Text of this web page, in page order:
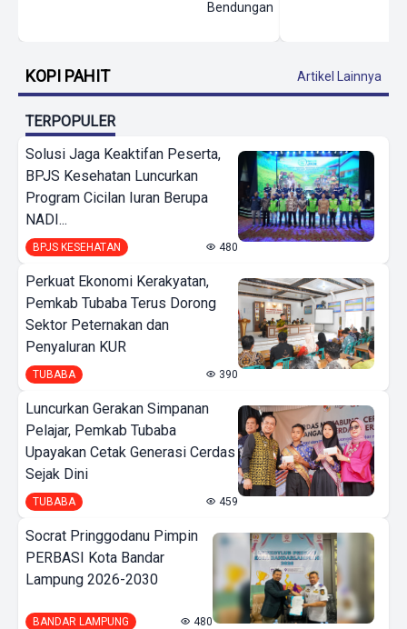
Bendungan
KOPI PAHIT Artikel Lainnya
TERPOPULER
Solusi Jaga Keaktifan Peserta,
BPJS Kesehatan Luncurkan
Program Cicilan Iuran Berupa
NADI...
BPJS KESEHATAN 480
Perkuat Ekonomi Kerakyatan,
Pemkab Tubaba Terus Dorong
Sektor Peternakan dan
Penyaluran KUR
TUBABA 390
Luncurkan Gerakan Simpanan
Pelajar, Pemkab Tubaba
Upayakan Cetak Generasi Cerdas
Sejak Dini
TUBABA 459
Socrat Pringgodanu Pimpin
PERBASI Kota Bandar
Lampung 2026-2030
BANDAR LAMPUNG 480